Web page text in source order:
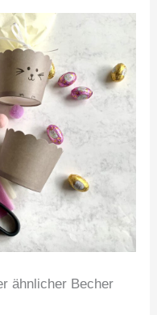
ähnlicher Becher